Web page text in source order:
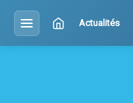
Actualités